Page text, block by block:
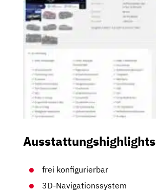
Ausstattungshighlights
frei konfigurierbar
3D-Navigationssystem